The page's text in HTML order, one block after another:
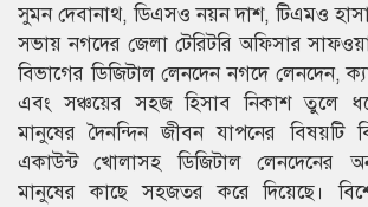
সুমন দেবানাথ, ডিএসও নয়ন দাশ, টিএমও
সভায় নগদের জেলা টেরিটরি অফিসার
বিভাগের ডিজিটাল লেনদেন নগদে লেনদেন,
এবং সঞ্চয়ের সহজ হিসাব নিকাশ তুলে
মানুষের দৈনন্দিন জীবন যাপনের বিষয়টি
একাউন্ট খোলাসহ ডিজিটাল লেনদেনের
মানুষের কাছে সহজতর করে দিয়েছে।